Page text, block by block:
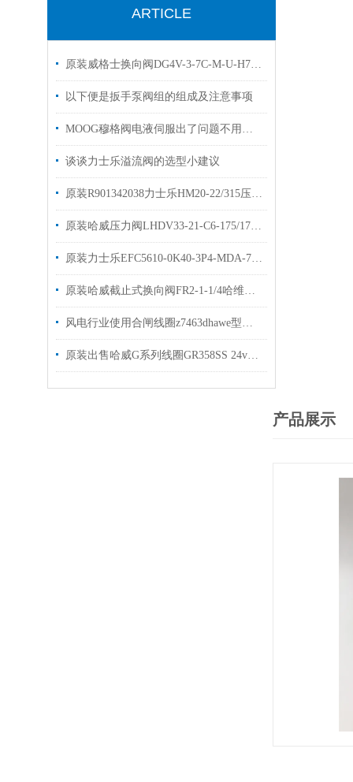
ARTICLE
原装威格士换向阀DG4V-3-7C-M-U-H7 VICKERS电磁阀
以下便是扳手泵阀组的组成及注意事项
MOOG穆格阀电液伺服出了问题不用怕，这套办法轻松应对它！
谈谈力士乐溢流阀的选型小建议
原装R901342038力士乐HM20-22/315压力变送器简介
原装哈威压力阀LHDV33-21-C6-175/175hawe平衡阀
原装力士乐EFC5610-0K40-3P4-MDA-7P变频器现货出售
原装哈威截止式换向阀FR2-1-1/4哈维换向阀现货
风电行业使用合闸线圈z7463dhawe型号gr2-0kb-g5/30×48现货
原装出售哈威G系列线圈GR358SS 24v哈维线圈925122
产品展示